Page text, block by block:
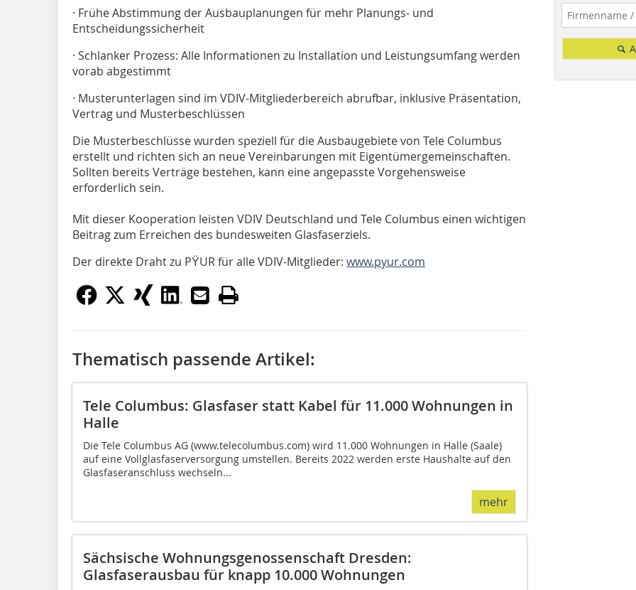
· Frühe Abstimmung der Ausbauplanungen für mehr Planungs- und
Entscheidungssicherheit
· Schlanker Prozess: Alle Informationen zu Installation und Leistungsumfang werden
vorab abgestimmt
· Musterunterlagen sind im VDIV-Mitgliederbereich abrufbar, inklusive Präsentation,
Vertrag und Musterbeschlüssen
Die Musterbeschlüsse wurden speziell für die Ausbaugebiete von Tele Columbus
erstellt und richten sich an neue Vereinbarungen mit Eigentümergemeinschaften.
Sollten bereits Verträge bestehen, kann eine angepasste Vorgehensweise
erforderlich sein.
Mit dieser Kooperation leisten VDIV Deutschland und Tele Columbus einen wichtigen
Beitrag zum Erreichen des bundesweiten Glasfaserziels.
Der direkte Draht zu PΫUR für alle VDIV-Mitglieder: www.pyur.com
Thematisch passende Artikel:
Tele Columbus: Glasfaser statt Kabel für 11.000 Wohnungen in
Halle
Die Tele Columbus AG (www.telecolumbus.com) wird 11.000 Wohnungen in Halle (Saale)
auf eine Vollglasfaserversorgung umstellen. Bereits 2022 werden erste Haushalte auf den
Glasfaseranschluss wechseln...
mehr
Sächsische Wohnungsgenossenschaft Dresden:
Glasfaserausbau für knapp 10.000 Wohnungen